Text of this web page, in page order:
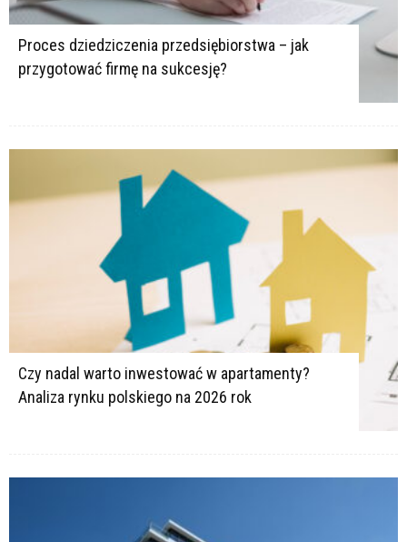
Proces dziedziczenia przedsiębiorstwa – jak
przygotować firmę na sukcesję?
Czy nadal warto inwestować w apartamenty?
Analiza rynku polskiego na 2026 rok